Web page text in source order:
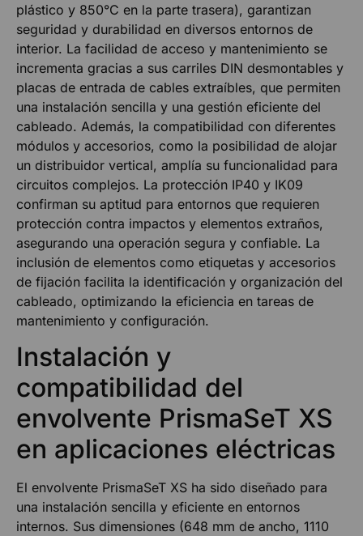
plástico y 850°C en la parte trasera), garantizan
seguridad y durabilidad en diversos entornos de
interior. La facilidad de acceso y mantenimiento se
incrementa gracias a sus carriles DIN desmontables y
placas de entrada de cables extraíbles, que permiten
una instalación sencilla y una gestión eficiente del
cableado. Además, la compatibilidad con diferentes
módulos y accesorios, como la posibilidad de alojar
un distribuidor vertical, amplía su funcionalidad para
circuitos complejos. La protección IP40 y IK09
confirman su aptitud para entornos que requieren
protección contra impactos y elementos extraños,
asegurando una operación segura y confiable. La
inclusión de elementos como etiquetas y accesorios
de fijación facilita la identificación y organización del
cableado, optimizando la eficiencia en tareas de
mantenimiento y configuración.
Instalación y
compatibilidad del
envolvente PrismaSeT XS
en aplicaciones eléctricas
El envolvente PrismaSeT XS ha sido diseñado para
una instalación sencilla y eficiente en entornos
internos. Sus dimensiones (648 mm de ancho, 1110